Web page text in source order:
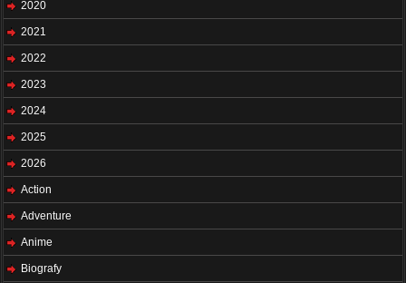
2020
2021
2022
2023
2024
2025
2026
Action
Adventure
Anime
Biografy